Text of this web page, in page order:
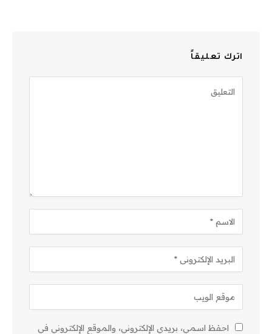
اترك تعليقاً
احفظ اسمي، بريدي الإلكتروني، والموقع الإلكتروني في